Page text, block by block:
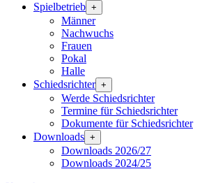
Spielbetrieb +
Männer
Nachwuchs
Frauen
Pokal
Halle
Schiedsrichter +
Werde Schiedsrichter
Termine für Schiedsrichter
Dokumente für Schiedsrichter
Downloads +
Downloads 2026/27
Downloads 2024/25